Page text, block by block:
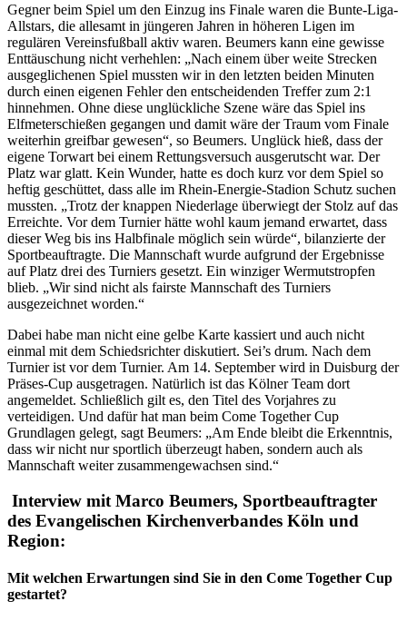
Gegner beim Spiel um den Einzug ins Finale waren die Bunte-Liga-
Allstars, die allesamt in jüngeren Jahren in höheren Ligen im
regulären Vereinsfußball aktiv waren. Beumers kann eine gewisse
Enttäuschung nicht verhehlen: „Nach einem über weite Strecken
ausgeglichenen Spiel mussten wir in den letzten beiden Minuten
durch einen eigenen Fehler den entscheidenden Treffer zum 2:1
hinnehmen. Ohne diese unglückliche Szene wäre das Spiel ins
Elfmeterschießen gegangen und damit wäre der Traum vom Finale
weiterhin greifbar gewesen“, so Beumers. Unglück hieß, dass der
eigene Torwart bei einem Rettungsversuch ausgerutscht war. Der
Platz war glatt. Kein Wunder, hatte es doch kurz vor dem Spiel so
heftig geschüttet, dass alle im Rhein-Energie-Stadion Schutz suchen
mussten. „Trotz der knappen Niederlage überwiegt der Stolz auf das
Erreichte. Vor dem Turnier hätte wohl kaum jemand erwartet, dass
dieser Weg bis ins Halbfinale möglich sein würde“, bilanzierte der
Sportbeauftragte. Die Mannschaft wurde aufgrund der Ergebnisse
auf Platz drei des Turniers gesetzt. Ein winziger Wermutstropfen
blieb. „Wir sind nicht als fairste Mannschaft des Turniers
ausgezeichnet worden.“
Dabei habe man nicht eine gelbe Karte kassiert und auch nicht
einmal mit dem Schiedsrichter diskutiert. Sei’s drum. Nach dem
Turnier ist vor dem Turnier. Am 14. September wird in Duisburg der
Präses-Cup ausgetragen. Natürlich ist das Kölner Team dort
angemeldet. Schließlich gilt es, den Titel des Vorjahres zu
verteidigen. Und dafür hat man beim Come Together Cup
Grundlagen gelegt, sagt Beumers: „Am Ende bleibt die Erkenntnis,
dass wir nicht nur sportlich überzeugt haben, sondern auch als
Mannschaft weiter zusammengewachsen sind.“
Interview mit Marco Beumers, Sportbeauftragter
des Evangelischen Kirchenverbandes Köln und
Region:
Mit welchen Erwartungen sind Sie in den Come Together Cup
gestartet?